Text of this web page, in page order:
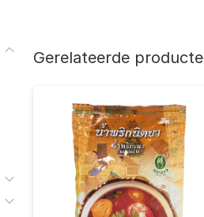
Gerelateerde